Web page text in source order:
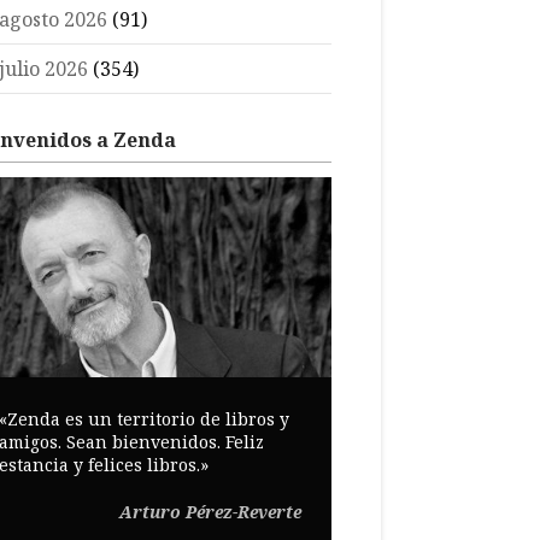
2026 (91)
2026 (354)
a Zenda
es un territorio de libros y
Sean bienvenidos. Feliz
y felices libros.»
Arturo Pérez-Reverte